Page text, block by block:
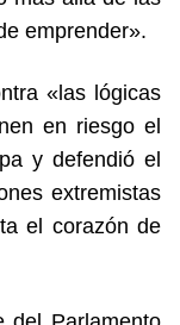
emprender».
«las lógicas
en riesgo el
y defendió el
extremistas
el corazón de